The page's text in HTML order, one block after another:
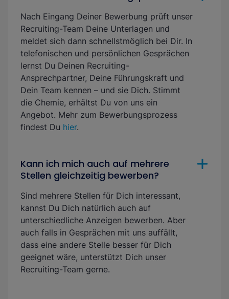
Nach Eingang Deiner Bewerbung prüft unser
Recruiting-Team Deine Unterlagen und
meldet sich dann schnellstmöglich bei Dir. In
telefonischen und persönlichen Gesprächen
lernst Du Deinen Recruiting-
Ansprechpartner, Deine Führungskraft und
Dein Team kennen – und sie Dich. Stimmt
die Chemie, erhältst Du von uns ein
Angebot. Mehr zum Bewerbungsprozess
findest Du hier.
Kann ich mich auch auf mehrere
Stellen gleichzeitig bewerben?
Sind mehrere Stellen für Dich interessant,
kannst Du Dich natürlich auch auf
unterschiedliche Anzeigen bewerben. Aber
auch falls in Gesprächen mit uns auffällt,
dass eine andere Stelle besser für Dich
geeignet wäre, unterstützt Dich unser
Recruiting-Team gerne.